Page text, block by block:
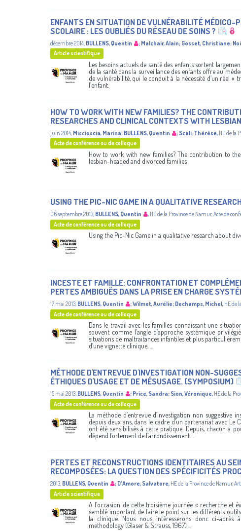
ENFANTS EN SITUATION DE VULNÉRABILITÉ MÉDICO-
SCOLAIRE : LES OUBLIÉS DU RÉSEAU DE SOINS ?
décembre 2014 BULLENS, Quentin ; Malchair, Alain; Gosset, Christiane;
Article scientifique
Les besoins actuels de santé des enfants sortent
de la santé dans la surveillance des enfants offre au
de vulnérabilité, qui le conduit à la nécessité d’un réel
l’enfant.
HOW TO WORK WITH NEW FAMILIES? THE
RESEARCHES AND CLINICAL CONTEXTS WITH
juin 2014 Miscioscia, Marina; BULLENS, Quentin ; Scali, Thérèse, HE de la
Acte de conférence ou de colloque
How to work with new families? The contribution to
lesbian-headed and divorced families
USING THE PIC-NIC GAME IN A QUALITATIVE
06 septembre 2013 BULLENS, Quentin , HE de la Province de Namur, Acte de
Acte de conférence ou de colloque
Using the Pic-Nic Game in a qualitative research about
INCESTE ET FAMILLE: CONFRONTATION ET
PERTES AMBIGUËS DANS LA PRISE EN CHARGE
17 mai 2013 BULLENS, Quentin ;Wilmet, Aurélie; Dechamps, Michel, HE de
Acte de conférence ou de colloque
Dans le travail avec les familles connaissant une
souvent comme l’angle d’approche systémique
situations de maltraitances infantiles et plus
d’une vignette clinique, ...
MÉTHODE D'ENTREVUE D'INVESTIGATION NON-
ÉTHIQUES D'USAGE ET DE MÉSUSAGE. (SYMPOSIUM)
15 mai 2013, BULLENS, Quentin ; Price, Sandra; Sion, Véronique, HE de la
Acte de conférence ou de colloque
La méthode d’entrevue d’investigation non suggestive
depuis deux ans, dans le cadre d’un partenariat avec Le
ont été sensibilisés à cette pratique. Depuis, chacun a
dépend fortement de l’arrondissement ...
PERTES ET RECONSTRUCTIONS IDENTITAIRES AU
RECOMPOSÉES: LA QUESTION DES SPÉCIFICITÉS
2013, BULLENS, Quentin ; D'Amore, Salvatore, HE de la Province de Namur,
Article scientifique
A l’occasion de cette troisième journée « recherche et
semblé important de faire le point sur les différents
la clinique. Nous nous intéresserons donc ci-
methodology (Glaser & Strauss, 1967) ...